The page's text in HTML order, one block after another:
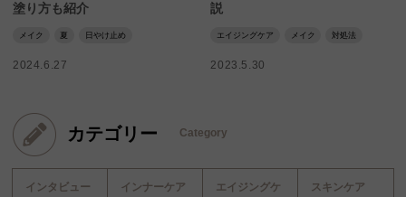
塗り方も紹介
メイク 夏 日やけ止め
2024.6.27
説
エイジングケア メイク 対処法
2023.5.30
カテゴリー Category
インタビュー インナーケア
エイジングケ
スキンケア